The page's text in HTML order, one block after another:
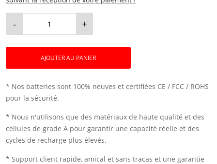
- +
AJOUTER AU PANIER
* Nos batteries sont 100% neuves et certifiées CE / FCC / ROHS
pour la sécurité.
* Nous n'utilisons que des matériaux de haute qualité et des
cellules de grade A pour garantir une capacité réelle et des
cycles de recharge plus élevés.
* Support client rapide, amical et sans tracas et une garantie